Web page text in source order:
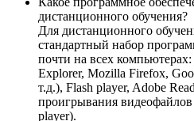
дистанционного обучения?
Для дистанционного
стандартный набор
почти на всех
Explorer, Mozilla Firefox,
т.д.), Flash player, Adobe
проигрывания
player).